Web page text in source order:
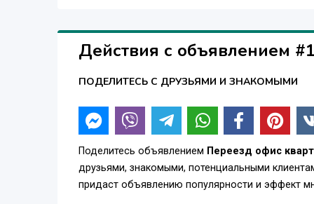
Действия с объявлением
ПОДЕЛИТЕСЬ С ДРУЗЬЯМИ И ЗНАКОМЫМИ
Поделитесь объявлением Переезд офис
друзьями, знакомыми, потенциальными
придаст объявлению популярности и эффект